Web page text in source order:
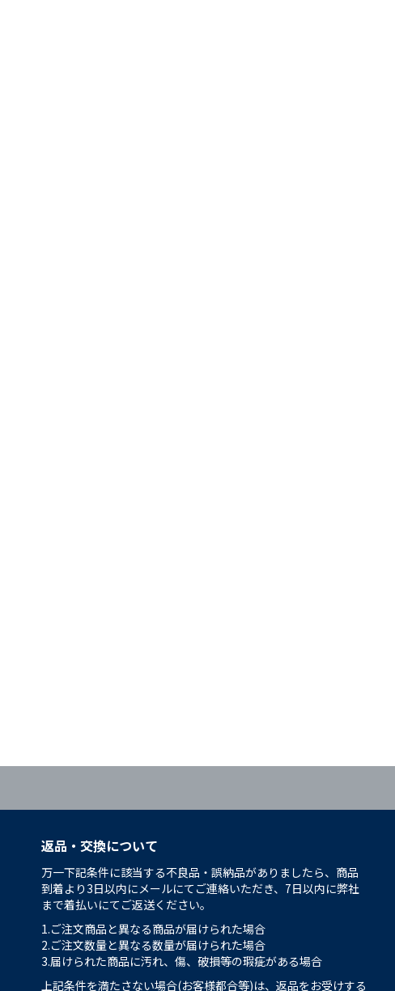
返品・交換について
万一下記条件に該当する不良品・誤納品がありましたら、商品
到着より3日以内にメールにてご連絡いただき、7日以内に弊社
まで着払いにてご返送ください。
1.ご注文商品と異なる商品が届けられた場合
2.ご注文数量と異なる数量が届けられた場合
3.届けられた商品に汚れ、傷、破損等の瑕疵がある場合
上記条件を満たさない場合(お客様都合等)は、返品をお受けする